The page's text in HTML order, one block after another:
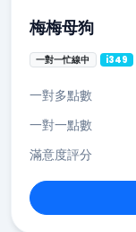
梅梅母狗
一對一忙線中 i349
一對多點數
一對一點數
滿意度評分